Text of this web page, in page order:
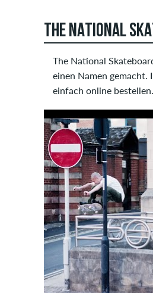
THE NATIONAL
The National
einen Namen gemacht.
einfach online bestellen.